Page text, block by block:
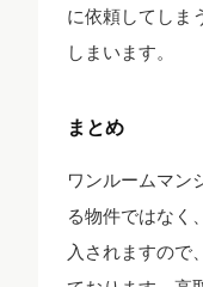
に依頼してしま
しまいます。
まとめ
ワンルームマン
る物件ではなく
入されますので